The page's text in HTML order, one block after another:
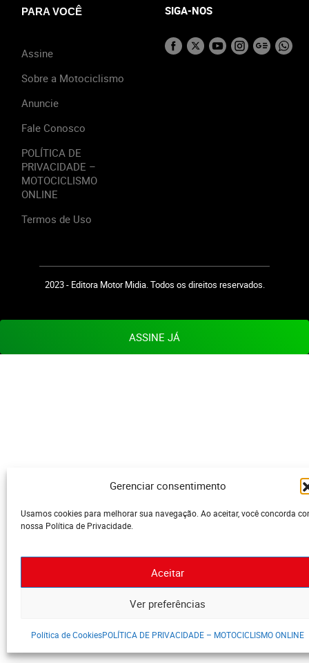
Gerenciar consentimento
Usamos cookies para melhorar sua navegação. Ao aceitar, você concorda
nossa Política de Privacidade.
Aceitar
Ver preferências
Política de CookiesPOLÍTICA DE PRIVACIDADE – MOTOCICLISMO ONLINE
PARA VOCÊ
Assine
Sobre a Motociclismo
Anuncie
Fale Conosco
POLÍTICA DE
PRIVACIDADE –
MOTOCICLISMO
ONLINE
Termos de Uso
SIGA-NOS
2023 - Editora Motor Midia. Todos os direitos reservados.
ASSINE JÁ